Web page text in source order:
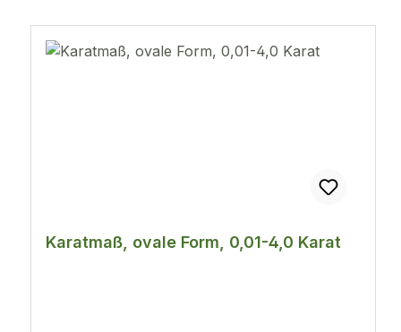
Karatmaß, ovale Form, 0,01-4,0 Karat